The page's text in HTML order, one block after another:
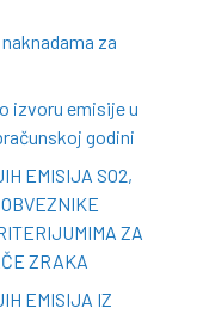
za
izvoru emisije u
godini
EMISIJA SO2,
ZA
ZRAKA
EMISIJA IZ